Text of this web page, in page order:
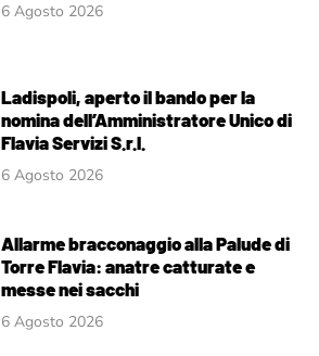
6 Agosto 2026
Ladispoli, aperto il bando per la
nomina dell’Amministratore Unico di
Flavia Servizi S.r.l.
6 Agosto 2026
Allarme bracconaggio alla Palude di
Torre Flavia: anatre catturate e
messe nei sacchi
6 Agosto 2026